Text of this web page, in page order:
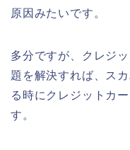
原因みたいです。
多分ですが、クレジ
題を解決すれば、ス
る時にクレジットカ
す。